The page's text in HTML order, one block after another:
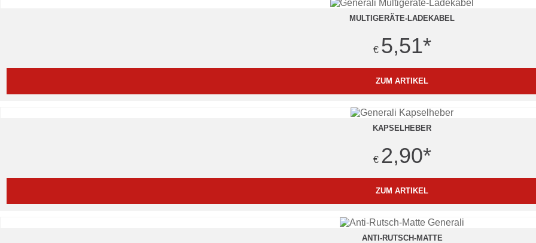
MULTIGERÄTE-LADEKABEL
€ 5,51*
ZUM ARTIKEL
KAPSELHEBER
€ 2,90*
ZUM ARTIKEL
ANTI-RUTSCH-MATTE